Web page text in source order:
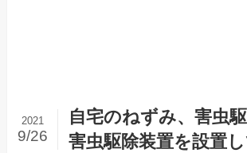
自宅のねずみ、害虫
害虫駆除装置を設置
2021
9/26